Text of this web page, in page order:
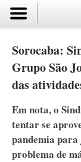
Sorocaba:
Grupo São
das
Em nota, o
tentar se
pandemia
problema de